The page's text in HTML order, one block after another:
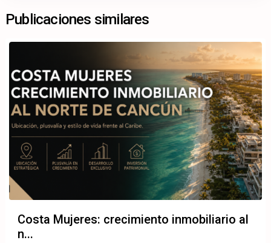
Publicaciones similares
Costa Mujeres: crecimiento inmobiliario al
n...